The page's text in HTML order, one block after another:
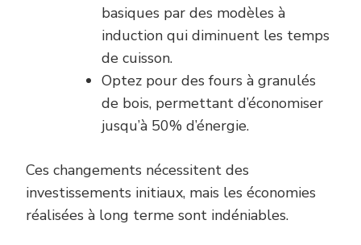
basiques par des modèles à
induction qui diminuent les temps
de cuisson.
Optez pour des fours à granulés
de bois, permettant d’économiser
jusqu’à 50% d’énergie.
Ces changements nécessitent des
investissements initiaux, mais les économies
réalisées à long terme sont indéniables.